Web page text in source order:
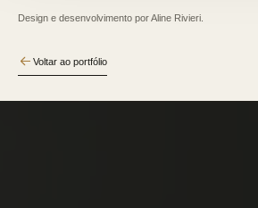
Design e desenvolvimento por Aline Rivieri.
Voltar ao portfólio